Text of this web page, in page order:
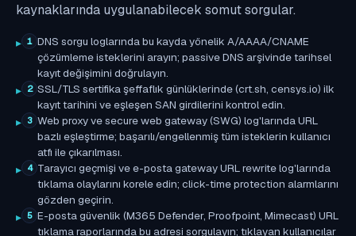
kaynaklarında uygulanabilecek somut sorgular.
1 DNS sorgu loglarında bu kayda yönelik A/AAAA/CNAME
çözümleme isteklerini arayın; passive DNS arşivinde tarihsel
kayıt değişimini doğrulayın.
2 SSL/TLS sertifika şeffaflık günlüklerinde (crt.sh, censys.io) ilk
kayıt tarihini ve eşleşen SAN girdilerini kontrol edin.
3 Web proxy ve secure web gateway (SWG) log'larında URL
bazlı eşleştirme; başarılı/engellenmiş tüm isteklerin kullanıcı
atfı ile çıkarılması.
4 Tarayıcı geçmişi ve e-posta gateway URL rewrite log'larında
tıklama olaylarını korele edin; click-time protection alarmlarını
gözden geçirin.
5 E-posta güvenlik (M365 Defender, Proofpoint, Mimecast) URL
tıklama raporlarında bu adresi sorgulayın; tıklayan kullanıcılar